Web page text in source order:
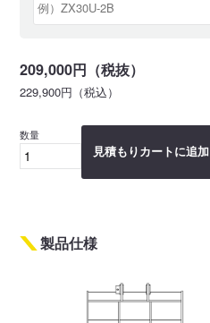
209,000円（税抜）
229,900円（税込）
数量
見積もりカートに追加
製品仕様